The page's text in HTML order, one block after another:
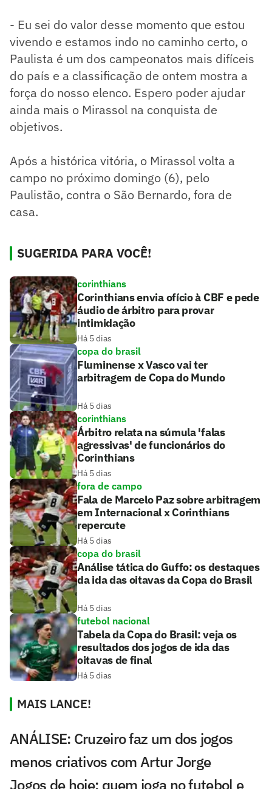
- Eu sei do valor desse momento que estou
vivendo e estamos indo no caminho certo, o
Paulista é um dos campeonatos mais difíceis
do país e a classificação de ontem mostra a
força do nosso elenco. Espero poder ajudar
ainda mais o Mirassol na conquista de
objetivos.
Após a histórica vitória, o Mirassol volta a
campo no próximo domingo (6), pelo
Paulistão, contra o São Bernardo, fora de
casa.
SUGERIDA PARA VOCÊ!
corinthians
Corinthians envia ofício à CBF e pede
áudio de árbitro para provar
intimidação
Há 5 dias
copa do brasil
Fluminense x Vasco vai ter
arbitragem de Copa do Mundo
Há 5 dias
corinthians
Árbitro relata na súmula 'falas
agressivas' de funcionários do
Corinthians
Há 5 dias
fora de campo
Fala de Marcelo Paz sobre arbitragem
em Internacional x Corinthians
repercute
Há 5 dias
copa do brasil
Análise tática do Guffo: os destaques
da ida das oitavas da Copa do Brasil
Há 5 dias
futebol nacional
Tabela da Copa do Brasil: veja os
resultados dos jogos de ida das
oitavas de final
Há 5 dias
MAIS LANCE!
ANÁLISE: Cruzeiro faz um dos jogos
menos criativos com Artur Jorge
Jogos de hoje: quem joga no futebol e